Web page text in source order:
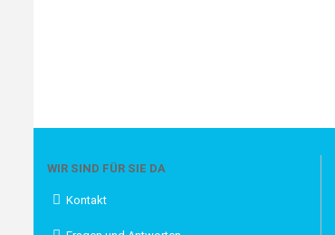
WIR SIND FÜR SIE DA
Kontakt